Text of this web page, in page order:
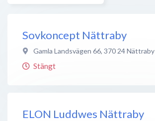
Sovkoncept Nättraby
Gamla Landsvägen 66, 370 24Nättraby
Stängt
ELON Luddwes Nättraby